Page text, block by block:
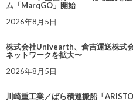
ム「MarqGO」開始
2026年8月5日
株式会社Univearth、倉吉運送株式
ネットワークを拡大〜
2026年8月5日
川崎重工業／ばら積運搬船「